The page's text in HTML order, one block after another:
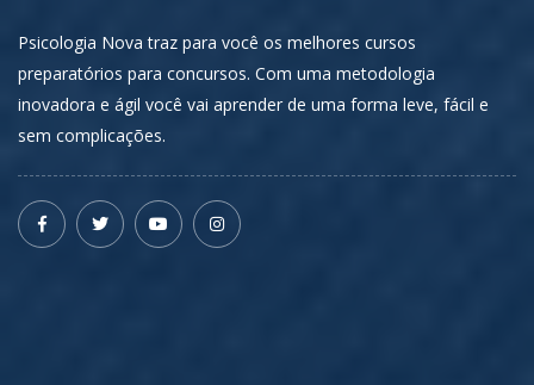
Psicologia Nova traz para você os melhores cursos
preparatórios para concursos. Com uma metodologia
inovadora e ágil você vai aprender de uma forma leve, fácil e
sem complicações.